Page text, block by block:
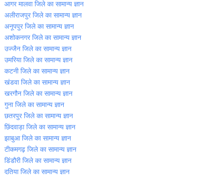
आगर मालवा जिले का सामान्‍य ज्ञान
अलीराजपुर जिले का सामान्‍य ज्ञान
अनूपपुर जिले का सामान्‍य ज्ञान
अशोकनगर जिले का सामान्‍य ज्ञान
उज्‍जैन जिले का सामान्‍य ज्ञान
उमरिया जिले का सामान्‍य ज्ञान
कटनी जिले का सामान्‍य ज्ञान
खंडवा जिले का सामान्‍य ज्ञान
खरगौन जिले का सामान्‍य ज्ञान
गुना जिले का सामान्‍य ज्ञान
छतरपुर जिले का सामान्‍य ज्ञान
छिंदवाड़ा जिले का सामान्‍य ज्ञान
झाबुआ जिले का सामान्‍य ज्ञान
टीकमगढ़ जिले का सामान्‍य ज्ञान
डिंडौरी जिले का सामान्‍य ज्ञान
दतिया जिले का सामान्‍य ज्ञान